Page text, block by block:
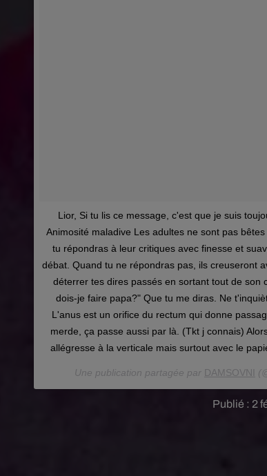
Publié : 2
Lior, Si tu lis ce message, c'est que je suis
Animosité maladive Les adultes ne sont pas
tu répondras à leur critiques avec finesse et
débat. Quand tu ne répondras pas, ils creuseront
déterrer tes dires passés en sortant tout de
dois-je faire papa?" Que tu me diras. Ne
L'anus est un orifice du rectum qui donne
merde, ça passe aussi par là. (Tkt j connais)
allégresse à la verticale mais surtout avec le
Une publication partagée par DAMSOVNI